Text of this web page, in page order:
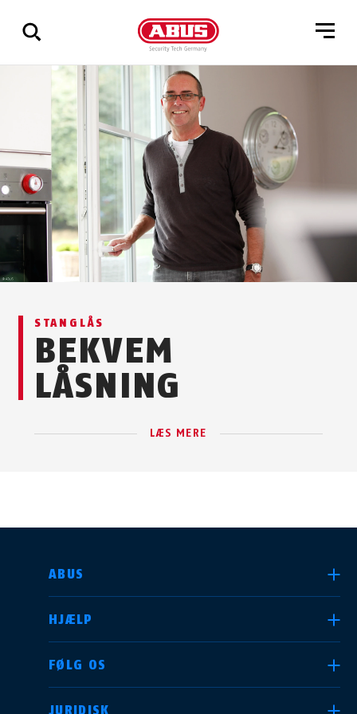
Vis
alle
resultater
STANGLÅS
BEKVEM
LÅSNING
LÆS MERE
ABUS
HJÆLP
FØLG OS
JURIDISK
VÆLG DIT LAND
Deutschland